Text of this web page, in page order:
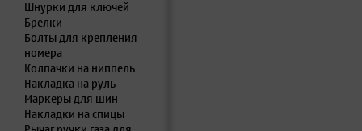
Шнурки для ключей
Брелки
Болты для крепления
номера
Колпачки на ниппель
Накладка на руль
Маркеры для шин
Накладки на спицы